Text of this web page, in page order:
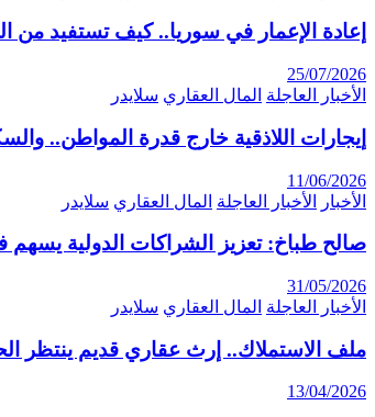
إعادة الإعمار في سوريا.. كيف تستفيد من
25/07/2026
الأخبار العاجلة المال العقاري سلايدر
إيجارات اللاذقية خارج قدرة المواطن..
11/06/2026
الأخبار
الأخبار العاجلة المال العقاري سلايدر
صالح طباخ: تعزيز الشراكات الدولية يسهم
31/05/2026
الأخبار العاجلة المال العقاري سلايدر
ملف الاستملاك.. إرث عقاري قديم ينتظر
13/04/2026